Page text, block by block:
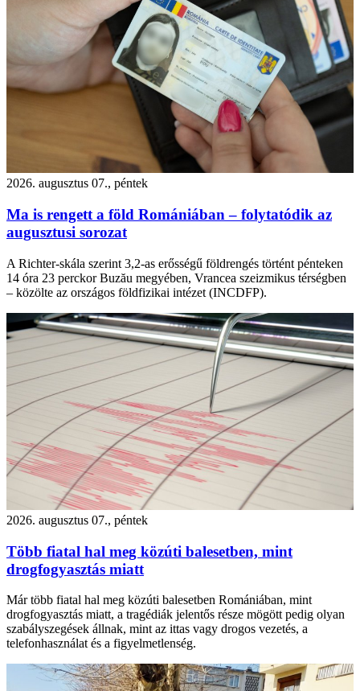
2026. augusztus 07., péntek
Ma is rengett a föld Romániában – folytatódik az
augusztusi sorozat
A Richter-skála szerint 3,2-as erősségű földrengés történt pénteken
14 óra 23 perckor Buzău megyében, Vrancea szeizmikus térségben
– közölte az országos földfizikai intézet (INCDFP).
2026. augusztus 07., péntek
Több fiatal hal meg közúti balesetben, mint
drogfogyasztás miatt
Már több fiatal hal meg közúti balesetben Romániában, mint
drogfogyasztás miatt, a tragédiák jelentős része mögött pedig olyan
szabályszegések állnak, mint az ittas vagy drogos vezetés, a
telefonhasználat és a figyelmetlenség.